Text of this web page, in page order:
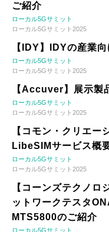
ご紹介
ローカル5Gサミット
ローカル5Gサミット2025
【IDY】IDYの産業
ローカル5Gサミット
ローカル5Gサミット2025
【Accuver】展示製
ローカル5Gサミット
ローカル5Gサミット2025
【コモン・クリエー
LibeSIMサービス概
ローカル5Gサミット
ローカル5Gサミット2025
【コーンズテクノ
ットワークテスタ
MTS5800のご紹介
ローカル5Gサミット